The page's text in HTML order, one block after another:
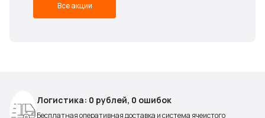
Все акции
Логистика: 0 рублей, 0 ошибок
Бесплатная оперативная доставка и система ячеистого